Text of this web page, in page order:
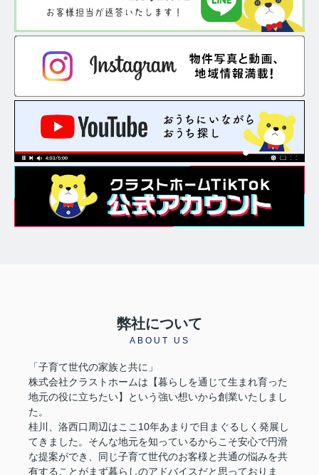
弊社について
ABOUT US
「子育て世代の家族と共に」
株式会社クラストホームは【暮らしを通じて生まれ育った
地元の役に立ちたい】という強い想いから創業いたしまし
た。
桂川、洛西口周辺はここ10年あまりで目まぐるしく発展し
てきました。そんな地元を知っているからこそ安心で円滑
な提案ができ、同じ子育て世代のお客様と共通の悩みを共
有することがまず暮らしのアドバイスだと思っておりま